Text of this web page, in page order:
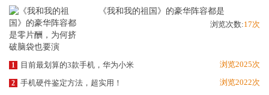
《我和我的祖国》的豪华阵容都是
浏览次数:17次
1 目前最划算的3款手机，华为小米 浏览2025次
2 手机硬件鉴定方法，超实用！ 浏览2022次